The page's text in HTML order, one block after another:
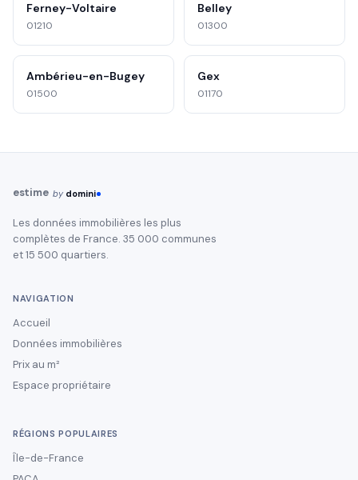
Ferney-Voltaire
01210
Belley
01300
Ambérieu-en-Bugey
01500
Gex
01170
estime by domini
Les données immobilières les plus
complètes de France. 35 000 communes
et 15 500 quartiers.
NAVIGATION
Accueil
Données immobilières
Prix au m²
Espace propriétaire
RÉGIONS POPULAIRES
Île-de-France